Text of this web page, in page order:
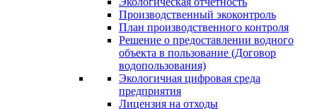
Производственный экоконтроль
План производственного контроля
Решение о предоставлении водного
объекта в пользование (Договор
водопользования)
Экологичная цифровая среда
предприятия
Лицензия на отходы